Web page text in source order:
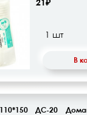
В
ДС-20